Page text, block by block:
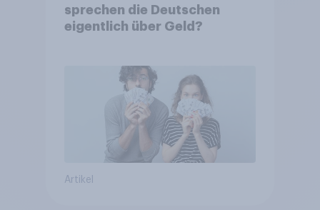
sprechen die Deutschen
eigentlich über Geld?
Artikel